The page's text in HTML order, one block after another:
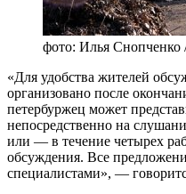
фото: Илья
«Для удобства жителей
организовано после
петербуржец может
непосредственно на
или — в течение четырех
обсуждения. Все
специалистами», —